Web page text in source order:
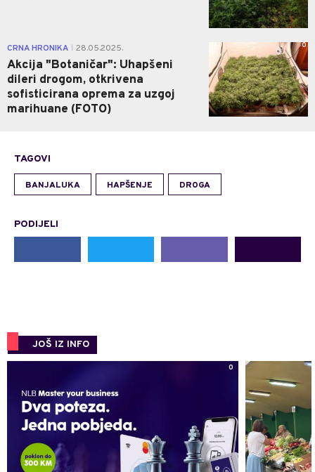
CRNA HRONIKA 28.05.2025.
Akcija "Botaničar": Uhapšeni
dileri drogom, otkrivena
sofisticirana oprema za uzgoj
marihuane (FOTO)
0
TAGOVI
BANJALUKA HAPŠENJE DROGA
PODIJELI
JOŠ IZ INFO
0